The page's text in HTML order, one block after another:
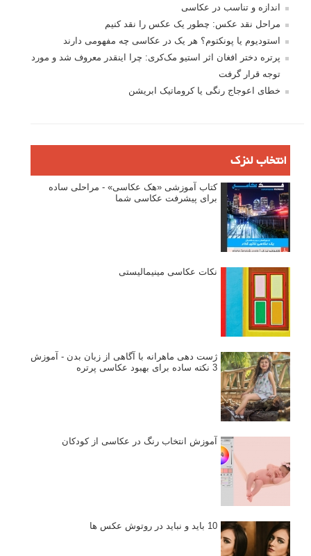
اندازه و تناسب در عکاسی
مراحل نقد عکس: چطور یک عکس را نقد کنیم
استودیوم یا پونکتوم؟ هر یک در عکاسی چه مفهومی دارند
پرتره دختر افغان اثر استیو مک‌کری: چرا اینقدر معروف شد و مورد
توجه قرار گرفت
خطای اعوجاج رنگی یا کروماتیک ابریشن
انتخاب لنزک
کتاب آموزشی «هک عکاسی» - مراحلی ساده
برای پیشرفت عکاسی شما
نکات عکاسی مینیمالیستی
ژست دهی ماهرانه با آگاهی از زبان بدن - آموزش
3 نکته ساده برای بهبود عکاسی پرتره
آموزش انتخاب رنگ در عکاسی از کودکان
10 باید و نباید در روتوش عکس ها